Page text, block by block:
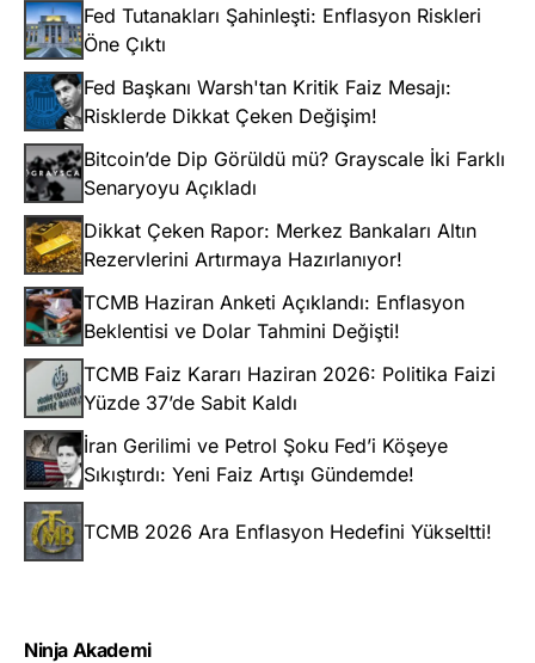
Fed Tutanakları Şahinleşti: Enflasyon Riskleri
Öne Çıktı
Fed Başkanı Warsh'tan Kritik Faiz Mesajı:
Risklerde Dikkat Çeken Değişim!
Bitcoin’de Dip Görüldü mü? Grayscale İki Farklı
Senaryoyu Açıkladı
Dikkat Çeken Rapor: Merkez Bankaları Altın
Rezervlerini Artırmaya Hazırlanıyor!
TCMB Haziran Anketi Açıklandı: Enflasyon
Beklentisi ve Dolar Tahmini Değişti!
TCMB Faiz Kararı Haziran 2026: Politika Faizi
Yüzde 37’de Sabit Kaldı
İran Gerilimi ve Petrol Şoku Fed’i Köşeye
Sıkıştırdı: Yeni Faiz Artışı Gündemde!
TCMB 2026 Ara Enflasyon Hedefini Yükseltti!
Ninja Akademi